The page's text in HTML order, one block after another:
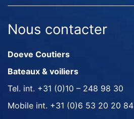
Nous contacter
Doeve Coutiers
Bateaux & voiliers
Tel. int. +31 (0)10 – 248 98 30
Mobile int. +31 (0)6 53 20 20 84